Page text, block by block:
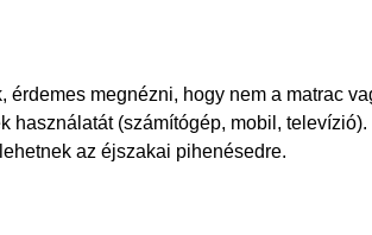
megnézni, hogy nem a matrac
használatát (számítógép, mobil, televízió).
az éjszakai pihenésedre.